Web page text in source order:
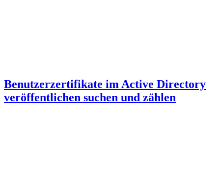
Benutzerzertifikate im Active Directory
veröffentlichen suchen und zählen